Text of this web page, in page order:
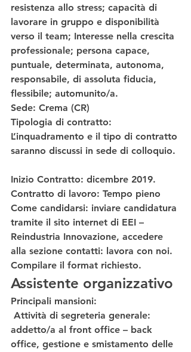
resistenza allo stress; capacità di
lavorare in gruppo e disponibilità
verso il team; Interesse nella crescita
professionale; persona capace,
puntuale, determinata, autonoma,
responsabile, di assoluta fiducia,
flessibile; automunito/a.
Sede: Crema (CR)
Tipologia di contratto:
L’inquadramento e il tipo di contratto
saranno discussi in sede di colloquio.
Inizio Contratto: dicembre 2019.
Contratto di lavoro: Tempo pieno
Come candidarsi: inviare candidatura
tramite il sito internet di EEI –
Reindustria Innovazione, accedere
alla sezione contatti: lavora con noi.
Compilare il format richiesto.
Assistente organizzativo
Principali mansioni:
addetto/a al front office – back
office, gestione e smistamento delle